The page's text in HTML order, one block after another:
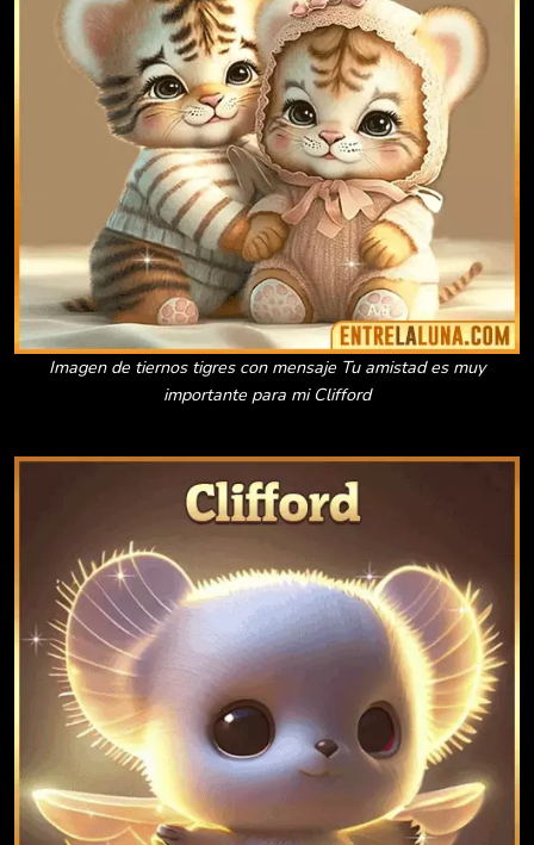
Imagen de tiernos tigres con mensaje Tu amistad es muy
importante para mi Clifford